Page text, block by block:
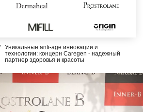
Уникальные anti-age инновации и
технологии: концерн Caregen - надежный
партнер здоровья и красоты